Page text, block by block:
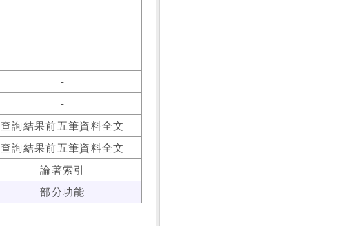
-
-
查詢結果前五筆資料全文
查詢結果前五筆資料全文
論著索引
部分功能